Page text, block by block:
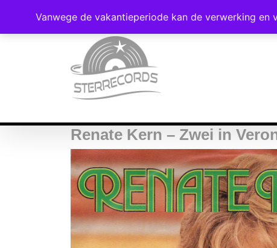
Renate Kern – Zwei in
Vanwege de vakantieperiode kan de verwerking